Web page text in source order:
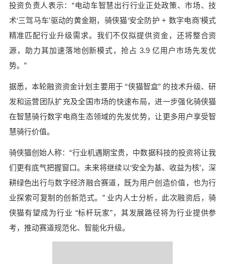
投资负责人表示：“电动车智慧出行行业正处政策、市场、技
术‘三驾马车’驱动的黄金期，骑侠猫‘安全防护 + 数字电商’模式
精准匹配行业升级需求。我们不仅拟提供资金，还将整合资
源，助力其加速落地创新模式，抢占 3.9 亿用户市场先发优
势。”
据悉，本轮融资资金计划主要用于 “侠猫智盒” 的技术升级、研
发和运营团队扩充及全国市场的快速布局，进一步强化骑侠猫
在智慧骑行数字电商生态领域的先发优势，让更多用户享受智
慧骑行价值。
骑侠猫创始人称：“行业机遇期宝贵，中数据科技的投资将让我
们更有底气把握窗口。未来将继续以‘安全为基、收益为核’，深
耕绿色出行与数字经济融合赛道，既为用户创造价值，也为行
业探索可复制的创新范式。” 业内人士分析，此次融资后，骑
侠猫有望成为行业 “标杆玩家”，其发展路径将为行业提供参
考，推动赛道规范化、智能化升级。